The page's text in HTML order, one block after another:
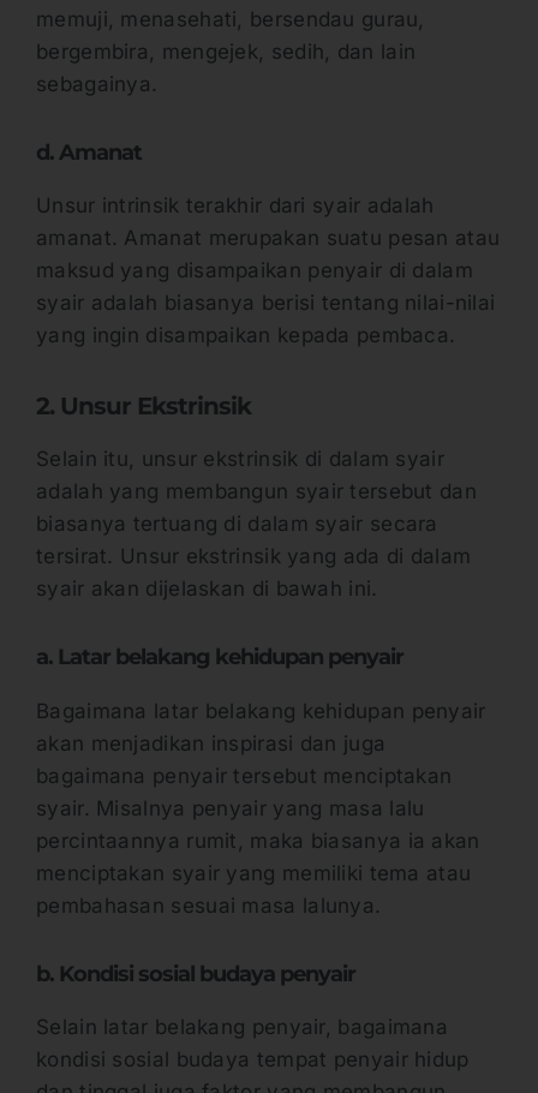
memuji, menasehati, bersendau gurau,
bergembira, mengejek, sedih, dan lain
sebagainya.
d. Amanat
Unsur intrinsik terakhir dari syair adalah
amanat. Amanat merupakan suatu pesan atau
maksud yang disampaikan penyair di dalam
syair adalah biasanya berisi tentang nilai-nilai
yang ingin disampaikan kepada pembaca.
2. Unsur Ekstrinsik
Selain itu, unsur ekstrinsik di dalam syair
adalah yang membangun syair tersebut dan
biasanya tertuang di dalam syair secara
tersirat. Unsur ekstrinsik yang ada di dalam
syair akan dijelaskan di bawah ini.
a. Latar belakang kehidupan penyair
Bagaimana latar belakang kehidupan penyair
akan menjadikan inspirasi dan juga
bagaimana penyair tersebut menciptakan
syair. Misalnya penyair yang masa lalu
percintaannya rumit, maka biasanya ia akan
menciptakan syair yang memiliki tema atau
pembahasan sesuai masa lalunya.
b. Kondisi sosial budaya penyair
Selain latar belakang penyair, bagaimana
kondisi sosial budaya tempat penyair hidup